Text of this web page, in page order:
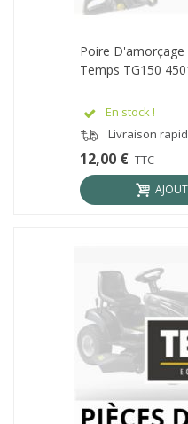
Poire
Temps TG150
En stock !
Livraison
12,00 € TTC